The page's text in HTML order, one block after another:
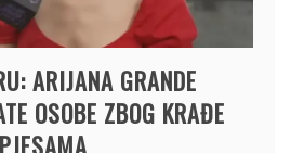
ARIJANA GRANDE
OSOBE ZBOG KRAĐE